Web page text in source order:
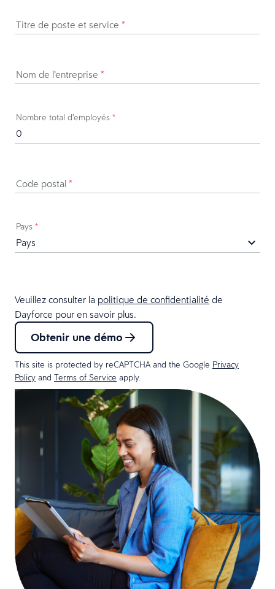
Titre de poste et service *
Nom de l’entreprise *
Nombre total d’employés *
Code postal *
Pays *
Veuillez consulter la politique de confidentialité de
Dayforce pour en savoir plus.
Obtenir une démo
This site is protected by reCAPTCHA and the Google Privacy
Policy and Terms of Service apply.